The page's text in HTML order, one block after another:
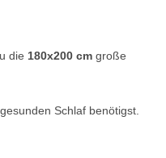
die 180x200 cm große
Schlaf benötigst.